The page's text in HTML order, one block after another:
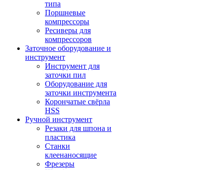
типа
Поршневые
компрессоры
Ресиверы для
компрессоров
Заточное оборудование и
инструмент
Инструмент для
заточки пил
Оборудование для
заточки инструмента
Корончатые свёрла
HSS
Ручной инструмент
Резаки для шпона и
пластика
Станки
клеенаносящие
Фрезеры